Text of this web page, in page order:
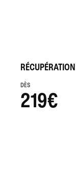
DÈS
219€